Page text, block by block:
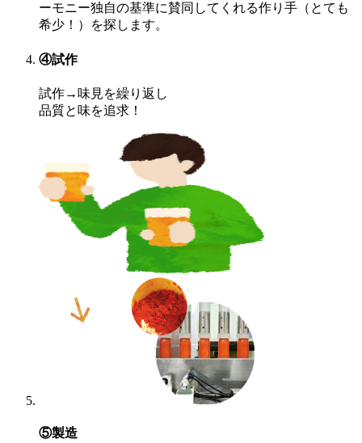
ーモニー独自の基準に賛同してくれる作り手（とても
希少！）を探します。
④試作
試作→味見を繰り返し
品質と味を追求！
⑤製造